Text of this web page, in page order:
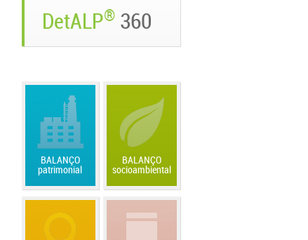
DetALP® 360
BALANÇO
patrimonial
BALANÇO
socioambiental